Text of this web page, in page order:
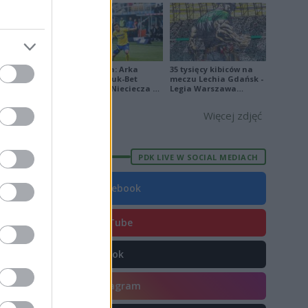
FORMA
Ekstraklasa: Arka
Gdynia - Bruk-Bet
Termalica Nieciecza 2-
35 tysięcy kibiców na
meczu Lechia Gdańsk -
Legia Warszawa
Więcej zdjęć
PDK LIVE W SOCIAL MEDIACH
Facebook
YouTube
TikTok
Instagram